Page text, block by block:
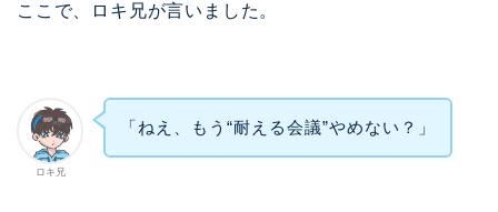
ここで、ロキ兄が言いました。
ロキ兄
「ねえ、もう“耐える会議”やめない？」